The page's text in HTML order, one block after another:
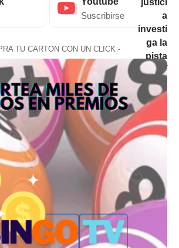
Suscribirse
TU CARTON CON UN CLICK -